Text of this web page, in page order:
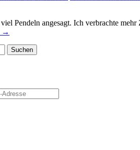
Pendeln angesagt. Ich verbrachte
→